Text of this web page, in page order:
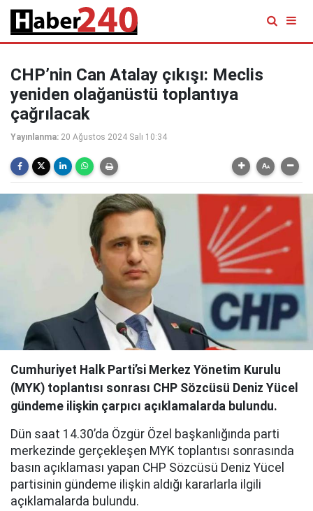
CHP’nin Can Atalay çıkışı: Meclis
yeniden olağanüstü toplantıya
çağrılacak
Yayınlanma: 20 Ağustos 2024 Salı 10:34
Cumhuriyet Halk Parti’si Merkez Yönetim Kurulu
(MYK) toplantısı sonrası CHP Sözcüsü Deniz Yücel
gündeme ilişkin çarpıcı açıklamalarda bulundu.
Dün saat 14.30’da Özgür Özel başkanlığında parti
merkezinde gerçekleşen MYK toplantısı sonrasında
basın açıklaması yapan CHP Sözcüsü Deniz Yücel
partisinin gündeme ilişkin aldığı kararlarla ilgili
açıklamalarda bulundu.